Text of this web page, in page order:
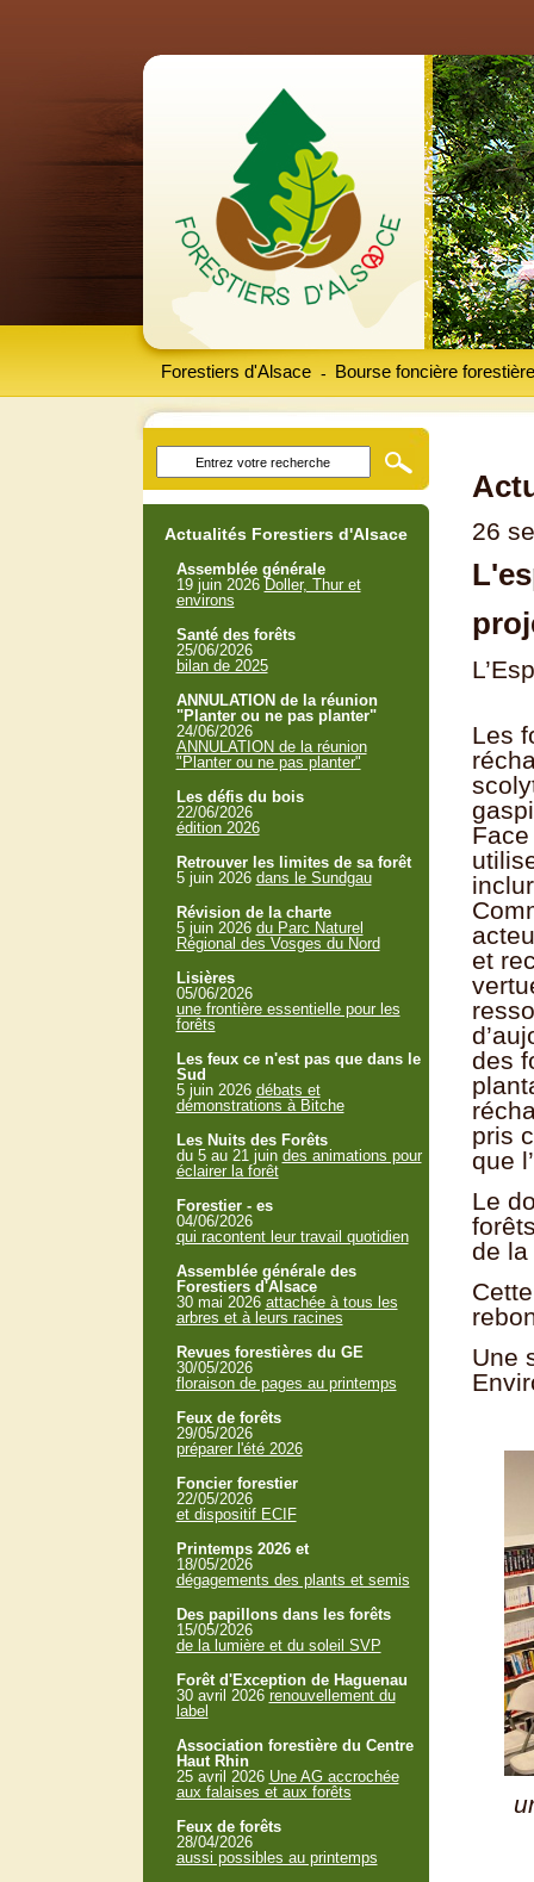
Forestiers d'Alsace Bourse foncière forestière
-
26
Les
et
des
pris
que
Le
de la
Une
Actualités Forestiers d'Alsace
Assemblée générale
19 juin 2026 Doller, Thur et
environs
Santé des forêts
25/06/2026
bilan de 2025
ANNULATION de la réunion
"Planter ou ne pas planter"
24/06/2026
ANNULATION de la réunion
"Planter ou ne pas planter"
Les défis du bois
22/06/2026
édition 2026
Retrouver les limites de sa forêt
5 juin 2026 dans le Sundgau
Révision de la charte
5 juin 2026 du Parc Naturel
Régional des Vosges du Nord
Lisières
05/06/2026
une frontière essentielle pour les
forêts
Les feux ce n'est pas que dans le
Sud
5 juin 2026 débats et
démonstrations à Bitche
Les Nuits des Forêts
du 5 au 21 juin des animations pour
éclairer la forêt
Forestier - es
04/06/2026
qui racontent leur travail quotidien
Assemblée générale des
Forestiers d'Alsace
30 mai 2026 attachée à tous les
arbres et à leurs racines
Revues forestières du GE
30/05/2026
floraison de pages au printemps
Feux de forêts
29/05/2026
préparer l'été 2026
Foncier forestier
22/05/2026
et dispositif ECIF
Printemps 2026 et
18/05/2026
dégagements des plants et semis
Des papillons dans les forêts
15/05/2026
de la lumière et du soleil SVP
Forêt d'Exception de Haguenau
30 avril 2026 renouvellement du
label
Association forestière du Centre
Haut Rhin
25 avril 2026 Une AG accrochée
aux falaises et aux forêts
Feux de forêts
28/04/2026
aussi possibles au printemps